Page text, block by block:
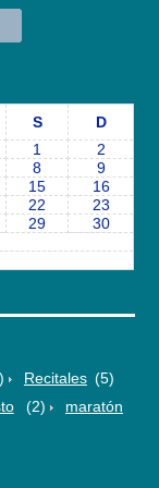
S D
1
2
8
9
15
16
22
23
29
30
Recitales (5)
(2)
maratón